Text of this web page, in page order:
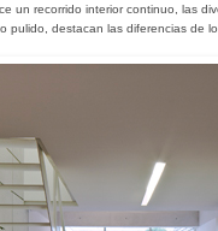
un recorrido interior continuo, las
pulido, destacan las diferencias de